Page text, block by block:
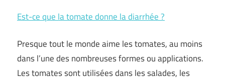
Est-ce que la tomate donne la diarrhée ?
Presque tout le monde aime les tomates, au moins
dans l’une des nombreuses formes ou applications.
Les tomates sont utilisées dans les salades, les